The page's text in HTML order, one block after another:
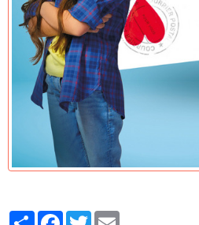
PartagerFacebook
Twitter